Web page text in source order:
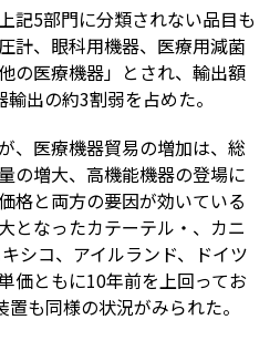
記5部門に分類されない品目も
計、眼科用機器、医療用減菌
の医療機器」とされ、輸出額
出の約3割弱を占めた。
、医療機器貿易の増加は、総
の増大、高機能機器の登場に
格と両方の要因が効いている
となったカテーテル・、カニ
シコ、アイルランド、ドイツ
価ともに10年前を上回ってお
も同様の状況がみられた。